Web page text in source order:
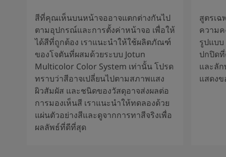
สีที่คุณเห็นบนหน้าจออาจแตกต่างกันไป
ตามอุปกรณ์และการตั้งค่าหน้าจอ เพื่อให้
ได้สีที่ถูกต้อง เราแนะนำให้ใช้ผลิตภัณฑ์
ของโจตันที่ผสมด้วยระบบ Jotun
Multicolor Color System เท่านั้น โปรด
ทราบว่าสีอาจเปลี่ยนไปตามสภาพแสง
ผิวสัมผัส และชนิดของวัสดุอาจส่งผลต่อ
การมองเห็นสี เราแนะนำให้ทดลองด้วย
แผ่นตัวอย่างสีและดูจากการทาสีจริงเพื่อ
ผลลัพธ์ที่ดีที่สุด
สูตรเฉ
ความ
รูปแบ
ปกปิดที่
และลั
แสดงข